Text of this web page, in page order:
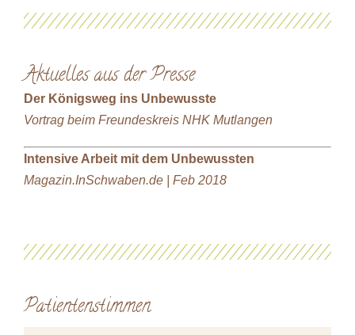
Aktuelles aus der Presse
Der Königsweg ins Unbewusste
Vortrag beim Freundeskreis NHK Mutlangen
Intensive Arbeit mit dem Unbewussten
Magazin.InSchwaben.de | Feb 2018
Patientenstimmen